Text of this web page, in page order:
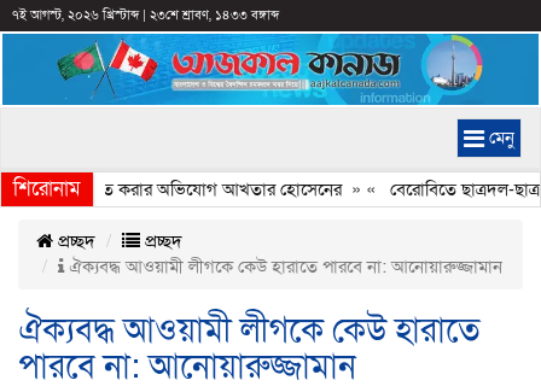
৭ই আগস্ট, ২০২৬ খ্রিস্টাব্দ| ২৩শে শ্রাবণ, ১৪৩৩ বঙ্গাব্দ
মেনু
শিরোনাম
ইতিহাস বিকৃত করার অভিযোগ আখতার হোসেনের» « বেরোবিতে ছাত্রদল-
প্রচ্ছদ
প্রচ্ছদ
ঐক্যবদ্ধ আওয়ামী লীগকে কেউ হারাতে পারবে না: আনোয়ারুজ্জামান
ঐক্যবদ্ধ আওয়ামী লীগকে কেউ হারাতে
পারবে না: আনোয়ারুজ্জামান